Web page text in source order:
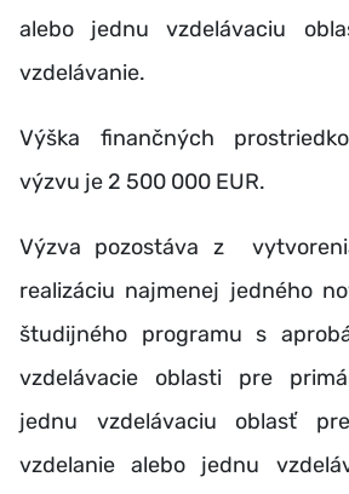
alebo jednu vzdelávaciu
vzdelávanie.
Výška finančných
výzvu je 2 500 000 EUR.
Výzva pozostáva z
realizáciu najmenej jedného
študijného programu s
vzdelávacie oblasti pre
jednu vzdelávaciu oblasť
vzdelanie alebo jednu